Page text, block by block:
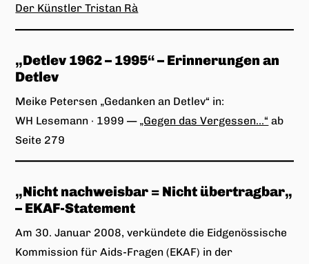
Der Künstler Tristan Rà
„Detlev 1962 – 1995“ – Erinnerungen an
Detlev
Meike Petersen „Gedanken an Detlev“ in:
WH Lesemann · 1999 — „Gegen das Vergessen…“ ab
Seite 279
„Nicht nachweisbar = Nicht übertragbar„
– EKAF-Statement
Am 30. Januar 2008, verkündete die Eidgenössische
Kommission für Aids-Fragen (EKAF) in der